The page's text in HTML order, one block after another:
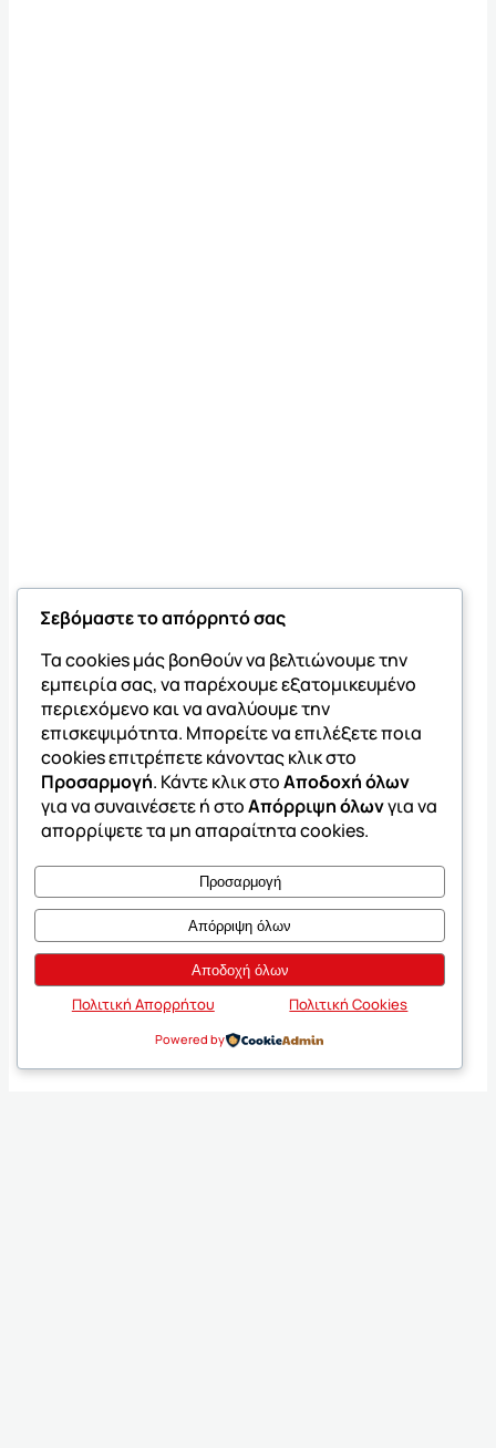
Σεβόμαστε το απόρρητό σας
Τα cookies μάς βοηθούν να βελτιώνουμε την
εμπειρία σας, να παρέχουμε εξατομικευμένο
περιεχόμενο και να αναλύουμε την
επισκεψιμότητα. Μπορείτε να επιλέξετε ποια
cookies επιτρέπετε κάνοντας κλικ στο
Προσαρμογή. Κάντε κλικ στοΑποδοχή όλων
για να συναινέσετε ή στοΑπόρριψη όλωνγια να
απορρίψετε τα μη απαραίτητα cookies.
Προσαρμογή
Απόρριψη όλων
Αποδοχή όλων
Πολιτική Απορρήτου Πολιτική Cookies
Powered by